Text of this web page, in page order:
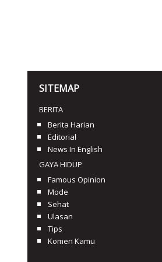
SITEMAP
BERITA
Berita Harian
Editorial
News In English
GAYA HIDUP
Famous Opinion
Mode
Sehat
Ulasan
Tips
Komen Kamu